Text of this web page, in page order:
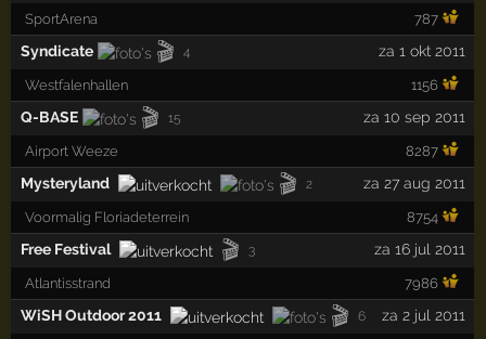
SportArena 787
Syndicate 🎬 4 za 1 okt 2011
Westfalenhallen 1156
Q-BASE 🎬 15 za 10 sep 2011
Airport Weeze 8287
Mysteryland 🎬 2 za 27 aug 2011
Voormalig Floriadeterrein 8754
Free Festival 🎬 3 za 16 jul 2011
Atlantisstrand 7986
WiSH Outdoor 2011 🎬 6 za 2 jul 2011